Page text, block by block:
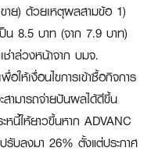
าย) ด้วยเหตุผลสามข้อ 1)
ป็น 8.5 บาท (จาก 7.9 บาท)
าล่วงหน้าจาก บมจ.
ให้เงื่อนไขการเข้าซื้อกิจการ
ามารถจ่ายปันผลได้ดีขึ้น
ะหนี้ให้ยาวขึ้นหาก ADVANC
รับลงมา 26% ตั้งแต่ประกาศ